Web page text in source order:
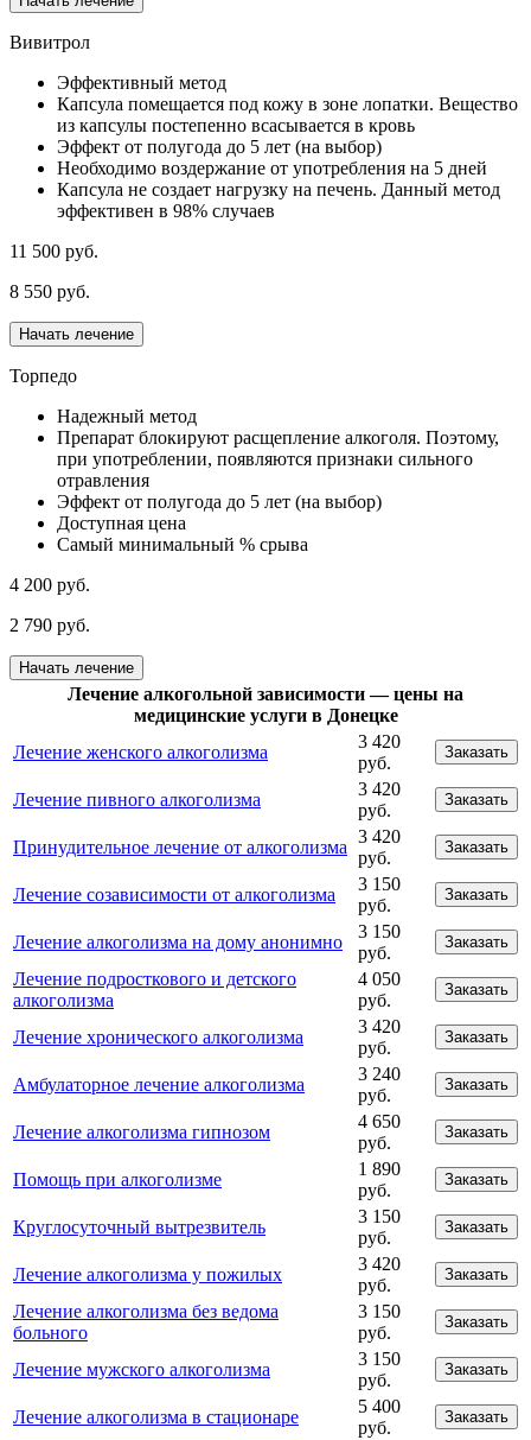
Вивитрол
Эффективный метод
Капсула помещается под кожу в зоне лопатки. Вещество
из капсулы постепенно всасывается в кровь
Эффект от полугода до 5 лет (на выбор)
Необходимо воздержание от употребления на 5 дней
Капсула не создает нагрузку на печень. Данный метод
эффективен в 98% случаев
11 500 руб.
8 550 руб.
Начать лечение
Торпедо
Надежный метод
Препарат блокируют расщепление алкоголя. Поэтому,
при употреблении, появляются признаки сильного
отравления
Эффект от полугода до 5 лет (на выбор)
Доступная цена
Самый минимальный % срыва
4 200 руб.
2 790 руб.
Начать лечение
Лечение алкогольной зависимости — цены на
медицинские услуги в Донецке
Лечение женского алкоголизма
3 420
руб.
Заказать
Лечение пивного алкоголизма
3 420
руб.
Заказать
Принудительное лечение от алкоголизма
3 420
руб.
Заказать
Лечение созависимости от алкоголизма
3 150
руб.
Заказать
Лечение алкоголизма на дому анонимно
3 150
руб.
Заказать
Лечение подросткового и детского
алкоголизма
4 050
руб.
Заказать
Лечение хронического алкоголизма
3 420
руб.
Заказать
Амбулаторное лечение алкоголизма
3 240
руб.
Заказать
Лечение алкоголизма гипнозом
4 650
руб.
Заказать
Помощь при алкоголизме
1 890
руб.
Заказать
Круглосуточный вытрезвитель
3 150
руб.
Заказать
Лечение алкоголизма у пожилых
3 420
руб.
Заказать
Лечение алкоголизма без ведома
больного
3 150
руб.
Заказать
Лечение мужского алкоголизма
3 150
руб.
Заказать
Лечение алкоголизма в стационаре
5 400
руб.
Заказать